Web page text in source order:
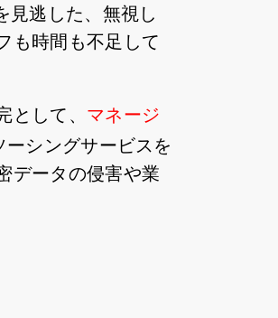
見逃した、無視し
も時間も不足して
して、 マネージ
シングサービスを
データの侵害や業